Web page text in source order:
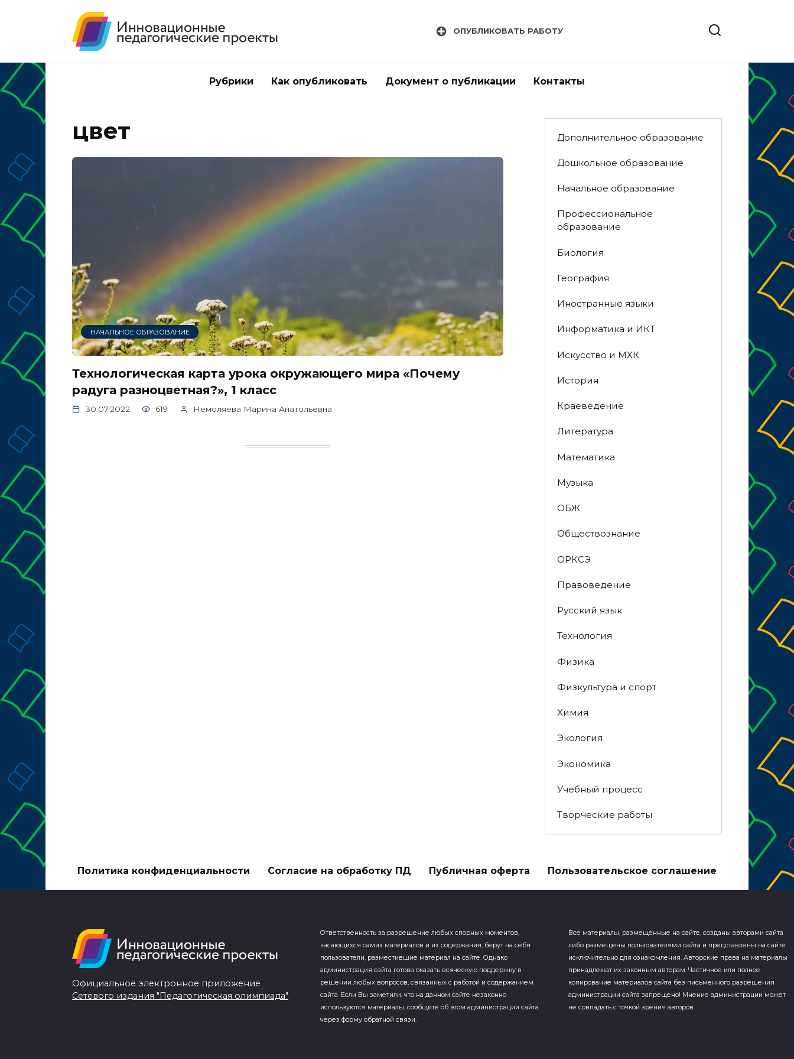
ОПУБЛИКОВАТЬ РАБОТУ
Рубрики Как опубликовать Документ о публикации Контакты
цвет
НАЧАЛЬНОЕ ОБРАЗОВАНИЕ
Технологическая карта урока окружающего мира «Почему
радуга разноцветная?», 1 класс
30.07.2022 619 Немоляева Марина Анатольевна
Дополнительное образование
Дошкольное образование
Начальное образование
Профессиональное
образование
Биология
География
Иностранные языки
Информатика и ИКТ
Искусство и МХК
История
Краеведение
Литература
Математика
Музыка
ОБЖ
Обществознание
ОРКСЭ
Правоведение
Русский язык
Технология
Физика
Физкультура и спорт
Химия
Экология
Экономика
Учебный процесс
Творческие работы
Политика конфиденциальности Согласие на обработку ПД Публичная оферта Пользовательское соглашение
Официальное электронное приложение
Сетевого издания "Педагогическая олимпиада"
Ответственность за разрешение любых спорных моментов,
касающихся самих материалов и их содержания, берут на себя
пользователи, разместившие материал на сайте. Однако
администрация сайта готова оказать всяческую поддержку в
решении любых вопросов, связанных с работой и содержанием
сайта. Если Вы заметили, что на данном сайте незаконно
используются материалы, сообщите об этом администрации сайта
через форму обратной связи.
Все материалы, размещенные на сайте, созданы авторами сайта
либо размещены пользователями сайта и представлены на сайте
исключительно для ознакомления. Авторские права на материалы
принадлежат их законным авторам. Частичное или полное
копирование материалов сайта без письменного разрешения
администрации сайта запрещено! Мнение администрации может
не совпадать с точкой зрения авторов.